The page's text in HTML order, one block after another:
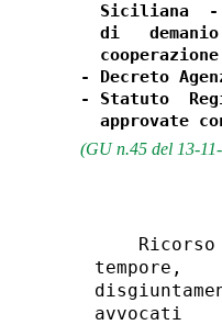
Siciliana
di
- Decreto
- Statuto
(GU n.45 del 13-
Ricorso
tempore,
avvocati